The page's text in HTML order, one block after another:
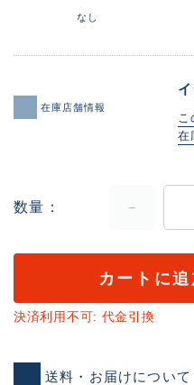
なし
在庫店舗情報
こ
在
数量
カートに
決済利用不可: 代金引換
送料・お届けについて